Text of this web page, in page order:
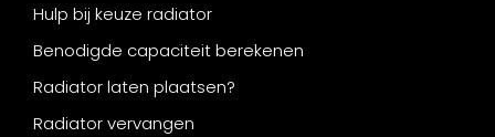
Hulp bij keuze radiator
Benodigde capaciteit berekenen
Radiator laten plaatsen?
Radiator vervangen